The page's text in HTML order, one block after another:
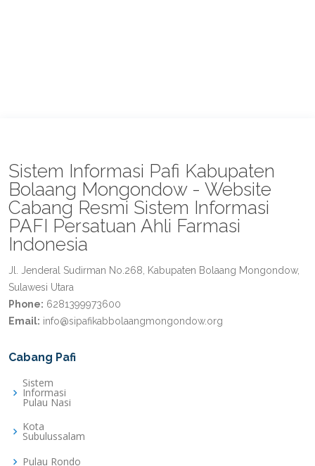
Sistem Informasi Pafi Kabupaten
Bolaang Mongondow - Website
Cabang Resmi Sistem Informasi
PAFI Persatuan Ahli Farmasi
Indonesia
Jl. Jenderal Sudirman No.268, Kabupaten Bolaang Mongondow,
Sulawesi Utara
Phone: 6281399973600
Email: info@sipafikabbolaangmongondow.org
Cabang Pafi
Sistem
Informasi
Pulau Nasi
Kota
Subulussalam
Pulau Rondo